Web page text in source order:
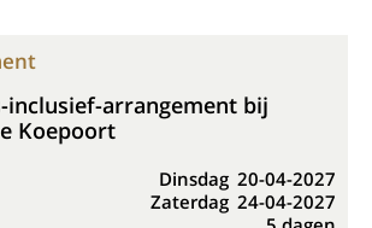
inclusief-arrangement bij
Koepoort
Dinsdag 20-04-2027
Zaterdag 24-04-2027